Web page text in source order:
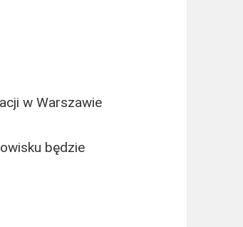
w Warszawie
będzie